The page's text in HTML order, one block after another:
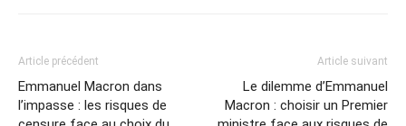
Article précédent
Emmanuel Macron dans
l’impasse : les risques de
Article suivant
Le dilemme d’Emmanuel
Macron : choisir un Premier